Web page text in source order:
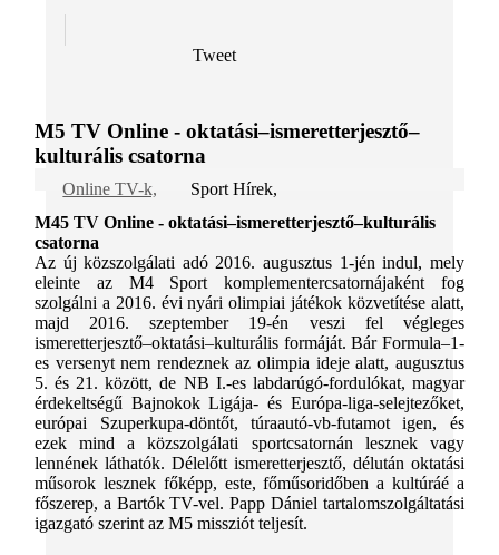
Tweet
M5 TV Online - oktatási–ismeretterjesztő–
kulturális csatorna
Online TV-k,
Sport Hírek,
M45 TV Online - oktatási–ismeretterjesztő–kulturális
csatorna
Az új közszolgálati adó 2016. augusztus 1-jén indul, mely
eleinte az M4 Sport komplementercsatornájaként fog
szolgálni a 2016. évi nyári olimpiai játékok közvetítése alatt,
majd 2016. szeptember 19-én veszi fel végleges
ismeretterjesztő–oktatási–kulturális formáját. Bár Formula–1-
es versenyt nem rendeznek az olimpia ideje alatt, augusztus
5. és 21. között, de NB I.-es labdarúgó-fordulókat, magyar
érdekeltségű Bajnokok Ligája- és Európa-liga-selejtezőket,
európai Szuperkupa-döntőt, túraautó-vb-futamot igen, és
ezek mind a közszolgálati sportcsatornán lesznek vagy
lennének láthatók. Délelőtt ismeretterjesztő, délután oktatási
műsorok lesznek főképp, este, főműsoridőben a kultúráé a
főszerep, a Bartók TV-vel. Papp Dániel tartalomszolgáltatási
igazgató szerint az M5 missziót teljesít.